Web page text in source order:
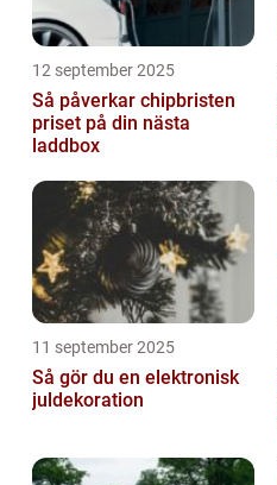
12 september 2025
Så påverkar chipbristen
priset på din nästa
laddbox
11 september 2025
Så gör du en elektronisk
juldekoration